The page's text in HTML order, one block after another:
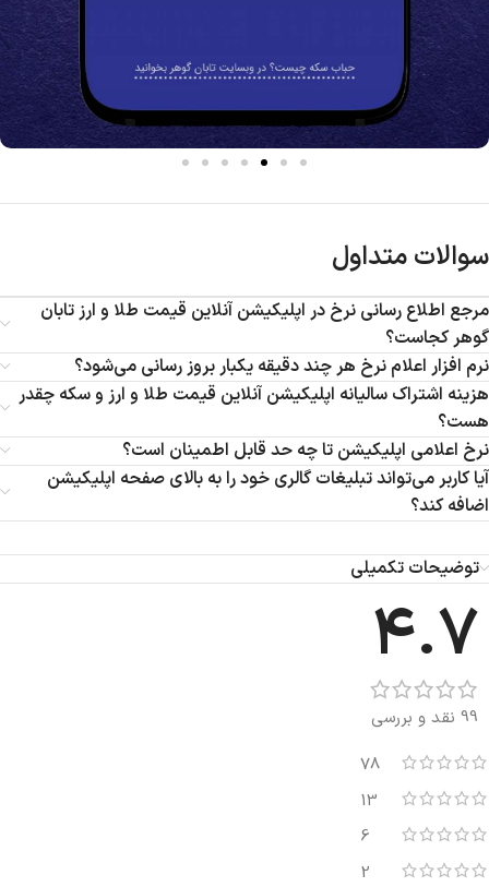
سوالات متداول
مرجع اطلاع رسانی نرخ در اپلیکیشن آنلاین قیمت طلا و ارز تابان
گوهر کجاست؟
نرم افزار اعلام نرخ هر چند دقیقه یکبار بروز رسانی می‌شود؟
هزینه اشتراک سالیانه اپلیکیشن آنلاین قیمت طلا و ارز و سکه چقدر
هست؟
نرخ اعلامی اپلیکیشن تا چه حد قابل اطمینان است؟
آیا کاربر می‌تواند تبلیغات گالری خود را به بالای صفحه اپلیکیشن
اضافه کند؟
توضیحات تکمیلی
4.7
99 نقد و بررسی
78
13
6
2